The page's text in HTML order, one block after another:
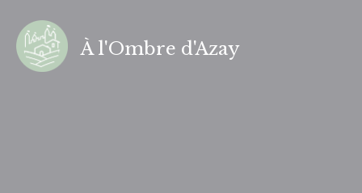
contenu
À l'Ombre d'Azay